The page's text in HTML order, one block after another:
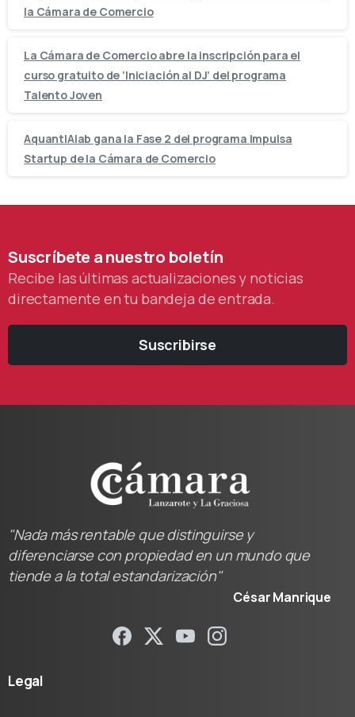
la Cámara de Comercio
La Cámara de Comercio abre la inscripción para el
curso gratuito de ‘Iniciación al DJ’ del programa
Talento Joven
AquantIAlab gana la Fase 2 del programa Impulsa
Startup de la Cámara de Comercio
Suscríbeteanuestro boletín
Recibe las últimas actualizaciones y noticias
directamente en tu bandeja de entrada.
Suscribirse
"Nada más rentable que distinguirse y
diferenciarse con propiedad en un mundo que
tiende a la total estandarización"
César Manrique
Legal